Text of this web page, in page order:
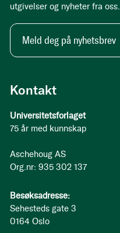
Kontakt
Universitetsforlaget
75 år med kunnskap
Aschehoug AS
Org.nr: 935 302 137
Besøksadresse:
Sehesteds gate 3
0164 Oslo
utgivelser og nyheter fra oss.
Meld deg på nyhetsbrev